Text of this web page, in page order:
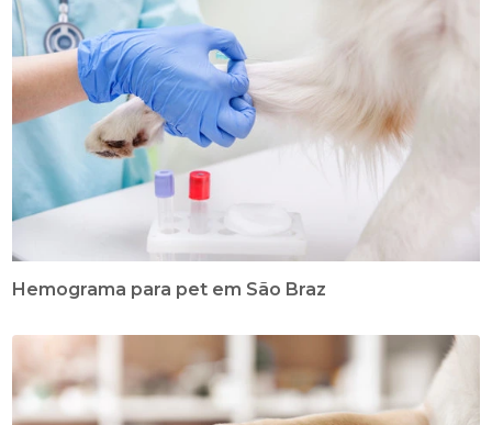
Hemograma para pet em São Braz